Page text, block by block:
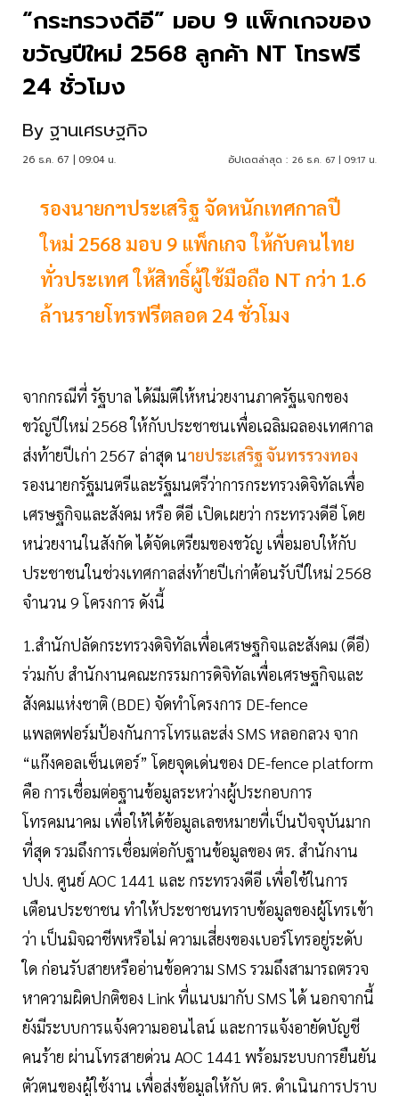
“กระทรวงดีอี” มอบ 9 แพ็กเกจของ
ขวัญปีใหม่ 2568 ลูกค้า NT โทรฟรี
24 ชั่วโมง
By ฐานเศรษฐกิจ
26 ธ.ค. 67 | 09:04 น. อัปเดตล่าสุด : 26 ธ.ค. 67 | 09:17 น.
รองนายกฯประเสริฐ จัดหนักเทศกาลปี
ใหม่ 2568 มอบ 9 แพ็กเกจ ให้กับคนไทย
ทั่วประเทศ ให้สิทธิ์ผู้ใช้มือถือ NT กว่า 1.6
ล้านรายโทรฟรีตลอด 24 ชั่วโมง
จากกรณีที่ รัฐบาล ได้มีมติให้หน่วยงานภาครัฐแจกของ
ขวัญปีใหม่ 2568 ให้กับประชาชนเพื่อเฉลิมฉลองเทศกาล
ส่งท้ายปีเก่า 2567 ล่าสุด นายประเสริฐ จันทรรวงทอง
รองนายกรัฐมนตรีและรัฐมนตรีว่าการกระทรวงดิจิทัลเพื่อ
เศรษฐกิจและสังคม หรือ ดีอี เปิดเผยว่า กระทรวงดีอี โดย
หน่วยงานในสังกัด ได้จัดเตรียมของขวัญ เพื่อมอบให้กับ
ประชาชนในช่วงเทศกาลส่งท้ายปีเก่าต้อนรับปีใหม่ 2568
จำนวน 9 โครงการ ดังนี้
1.สำนักปลัดกระทรวงดิจิทัลเพื่อเศรษฐกิจและสังคม (ดีอี)
ร่วมกับ สำนักงานคณะกรรมการดิจิทัลเพื่อเศรษฐกิจและ
สังคมแห่งชาติ (BDE) จัดทำโครงการ DE-fence
แพลตฟอร์มป้องกันการโทรและส่ง SMS หลอกลวง จาก
“แก๊งคอลเซ็นเตอร์” โดยจุดเด่นของ DE-fence platform
คือ การเชื่อมต่อฐานข้อมูลระหว่างผู้ประกอบการ
โทรคมนาคม เพื่อให้ได้ข้อมูลเลขหมายที่เป็นปัจจุบันมาก
ที่สุด รวมถึงการเชื่อมต่อกับฐานข้อมูลของ ตร. สำนักงาน
ปปง. ศูนย์ AOC 1441 และ กระทรวงดีอี เพื่อใช้ในการ
เตือนประชาชน ทำให้ประชาชนทราบข้อมูลของผู้โทรเข้า
ว่า เป็นมิจฉาชีพหรือไม่ ความเสี่ยงของเบอร์โทรอยู่ระดับ
ใด ก่อนรับสายหรืออ่านข้อความ SMS รวมถึงสามารถตรวจ
หาความผิดปกติของ Link ที่แนบมากับ SMS ได้ นอกจากนี้
ยังมีระบบการแจ้งความออนไลน์ และการแจ้งอายัดบัญชี
คนร้าย ผ่านโทรสายด่วน AOC 1441 พร้อมระบบการยืนยัน
ตัวตนของผู้ใช้งาน เพื่อส่งข้อมูลให้กับ ตร. ดำเนินการปราบ